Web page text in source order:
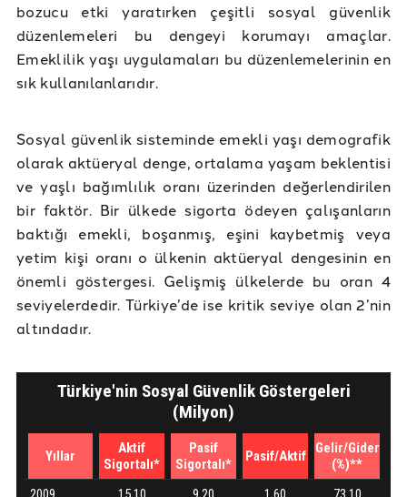
bozucu etki yaratırken çeşitli sosyal güvenlik
düzenlemeleri bu dengeyi korumayı amaçlar.
Emeklilik yaşı uygulamaları bu düzenlemelerinin en
sık kullanılanlarıdır.
Sosyal güvenlik sisteminde emekli yaşı demografik
olarak aktüeryal denge, ortalama yaşam beklentisi
ve yaşlı bağımlılık oranı üzerinden değerlendirilen
bir faktör. Bir ülkede sigorta ödeyen çalışanların
baktığı emekli, boşanmış, eşini kaybetmiş veya
yetim kişi oranı o ülkenin aktüeryal dengesinin en
önemli göstergesi. Gelişmiş ülkelerde bu oran 4
seviyelerdedir. Türkiye’de ise kritik seviye olan 2’nin
altındadır.